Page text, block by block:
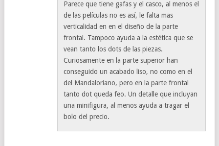
Parece que tiene gafas y el casco, al menos el
de las películas no es así, le falta mas
verticalidad en en el diseño de la parte
frontal. Tampoco ayuda a la estética que se
vean tanto los dots de las piezas.
Curiosamente en la parte superior han
conseguido un acabado liso, no como en el
del Mandaloriano, pero en la parte frontal
tanto dot queda feo. Un detalle que incluyan
una minifigura, al menos ayuda a tragar el
bolo del precio.